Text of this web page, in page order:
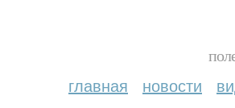
главная новости